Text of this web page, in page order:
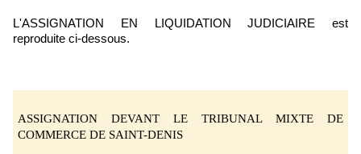
L'ASSIGNATION EN LIQUIDATION JUDICIAIRE est
reproduite ci-dessous.
ASSIGNATION DEVANT LE TRIBUNAL MIXTE DE
COMMERCE DE SAINT-DENIS